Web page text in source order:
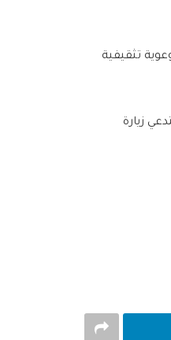
تثقيفية
زيارة